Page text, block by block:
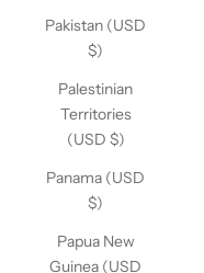
Pakistan (USD
$)
Palestinian
Territories
(USD $)
Panama (USD
$)
Papua New
Guinea (USD